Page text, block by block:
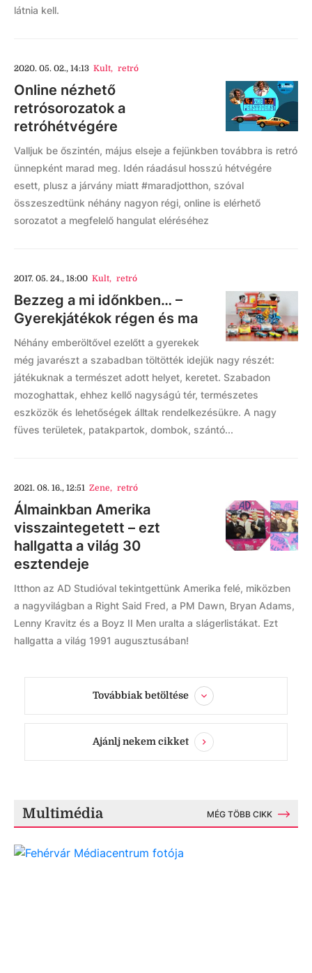
látnia kell.
2020. 05. 02., 14:13 Kult, retró
Online nézhető
retrósorozatok a
retróhétvégére
Valljuk be őszintén, május elseje a fejünkben továbbra is retró
ünnepként marad meg. Idén ráadásul hosszú hétvégére
esett, plusz a járvány miatt #maradjotthon, szóval
összeszedtünk néhány nagyon régi, online is elérhető
sorozatot a megfelelő hangulat eléréséhez
2017. 05. 24., 18:00 Kult, retró
Bezzeg a mi időnkben… –
Gyerekjátékok régen és ma
Néhány emberöltővel ezelőtt a gyerekek
még javarészt a szabadban töltötték idejük nagy részét:
játékuknak a természet adott helyet, keretet. Szabadon
mozoghattak, ehhez kellő nagyságú tér, természetes
eszközök és lehetőségek álltak rendelkezésükre. A nagy
füves területek, patakpartok, dombok, szántó...
2021. 08. 16., 12:51 Zene, retró
Álmainkban Amerika
visszaintegetett – ezt
hallgatta a világ 30
esztendeje
Itthon az AD Studióval tekintgettünk Amerika felé, miközben
a nagyvilágban a Right Said Fred, a PM Dawn, Bryan Adams,
Lenny Kravitz és a Boyz II Men uralta a slágerlistákat. Ezt
hallgatta a világ 1991 augusztusában!
Továbbiak betöltése
Ajánlj nekem cikket
Multimédia MÉG TÖBB CIKK